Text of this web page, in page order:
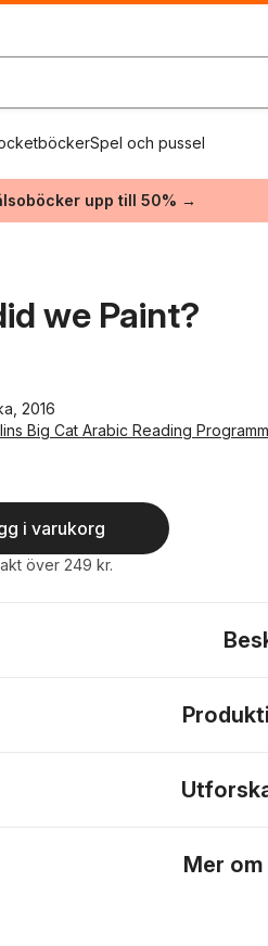
Spel och pussel
upp till 50% →
we Paint?
2016
Big Cat Arabic Reading
i varukorg
över 249 kr.
Mer